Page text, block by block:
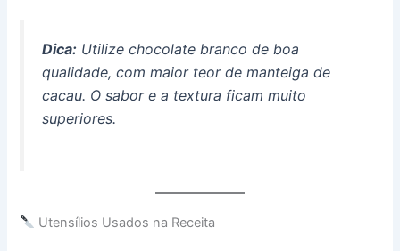
Dica: Utilize chocolate branco de boa
qualidade, com maior teor de manteiga de
cacau. O sabor e a textura ficam muito
superiores.
Utensílios Usados na Receita